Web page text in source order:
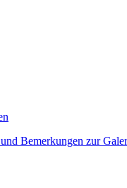
Bemerkungen zur